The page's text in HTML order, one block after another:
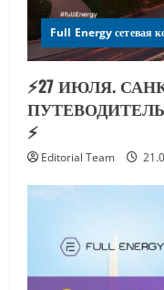
Full Energy сетевая
⚡️27 ИЮЛЯ.
ПУТЕВОДИТЕЛЬ
⚡️
Editorial Team